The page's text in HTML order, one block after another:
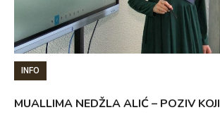
INFO
MUALLIMA NEDŽLA ALIĆ – POZIV